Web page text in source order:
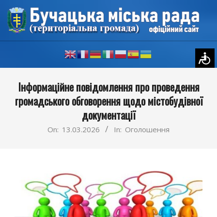
Skip
content
Navigation
Menu
Інформаційне повідомлення про проведення
громадського обговорення щодо містобудівної
документації
On: 13.03.2026 In: Оголошення